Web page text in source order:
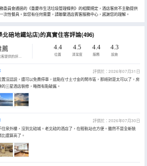
委員會通過的《重慶市生活垃圾管理條例》的相關規定，酒店客房不主動提供
次性餐具。如您有任何需要，請聯繫酒店賓客服務中心，感謝您的理解。
碚地鐵站店)的真實住客評論(496)
薦
永安旅遊評價由真實酒店住客提供的評價。
4.4
位置
4.5
清潔度
4.4
服務
4.3
設施
評價於：2026年07月31日
置沒話説，還可以免費停車，這點在寸土寸金的鬧市區，那絕對是太可以了，房
的三星酒店裝修，略微有點破舊。
評價於：2026年07月30日
住泉外樓，沒到北碚城。老北碚的酒店了，在輕軌站也方便。雖然不是全新裝
還算高了。